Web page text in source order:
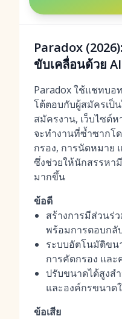
Paradox
ขับเคลื่อนด้วย
Paradox ใช้แชทบอ
โต้ตอบกับผู้สมัครเป็
สมัครงาน, เว็บไซต์ห
จะทำงานที่ซ้ำซากโ
กรอง, การนัดหมาย
ซึ่งช่วยให้นักสรรหา
มากขึ้น
ข้อดี
สร้างการมีส่วนร่
พร้อมการตอบกลั
ระบบอัตโนมัติข
การคัดกรอง แล
ปรับขนาดได้สูงส
และองค์กรขนาด
ข้อเสีย